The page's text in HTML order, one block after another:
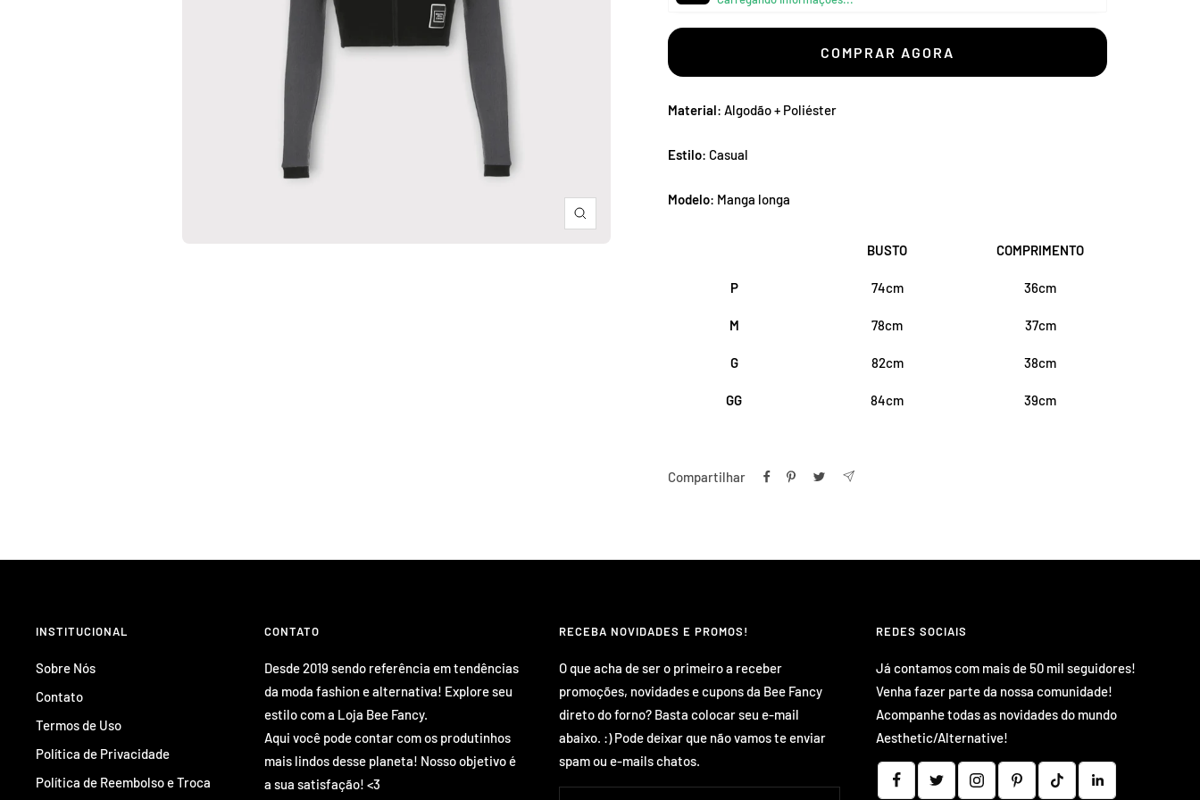
Zoom
COMPRAR AGORA
Material: Algodão + Poliéster
Estilo: Casual
Modelo: Manga longa
BUSTO COMPRIMENTO
P 74cm 36cm
M 78cm 37cm
G 82cm 38cm
GG 84cm 39cm
Compartilhar
INSTITUCIONAL
Sobre Nós
Contato
Termos de Uso
Política de Privacidade
Política de Reembolso e Troca
CONTATO
Desde 2019 sendo referência em tendências
da moda fashion e alternativa! Explore seu
estilo com a Loja Bee Fancy.
Aqui você pode contar com os produtinhos
mais lindos desse planeta! Nosso objetivo é
a sua satisfação! <3
RECEBA NOVIDADES E PROMOS!
O que acha de ser o primeiro a receber
promoções, novidades e cupons da Bee Fancy
direto do forno? Basta colocar seu e-mail
abaixo. :) Pode deixar que não vamos te enviar
spam ou e-mails chatos.
REDES SOCIAIS
Já contamos com mais de 50 mil seguidores!
Venha fazer parte da nossa comunidade!
Acompanhe todas as novidades do mundo
Aesthetic/Alternative!